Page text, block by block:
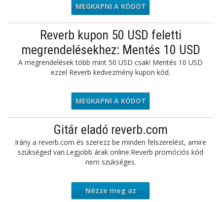
NEW50
MEGKAPNI A KÓDOT
Reverb kupon 50 USD feletti
megrendelésekhez: Mentés 10 USD
A megrendelések több mint 50 USD csak! Mentés 10 USD
ezzel Reverb kedvezmény kupon kód.
10OFF50
MEGKAPNI A KÓDOT
Gitár eladó reverb.com
Irány a reverb.com és szerezz be minden felszerelést, amire
szükséged van.Legjobb árak online.Reverb promóciós kód
nem szükséges.
Nézze meg az